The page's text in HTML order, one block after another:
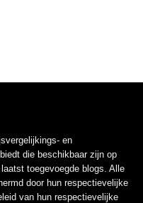
en
die beschikbaar zijn op
toegevoegde blogs. Alle
door hun respectievelijke
van hun respectievelijke